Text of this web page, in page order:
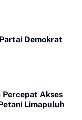
Demokrat
Percepat Akses
Limapuluh